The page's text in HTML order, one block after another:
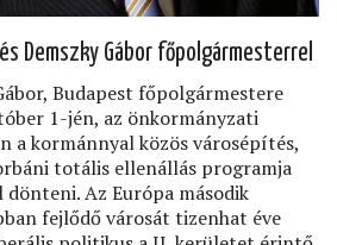
Demszky Gábor főpolgármesterrel
Budapest főpolgármestere
1-jén, az önkormányzati
a kormánnyal közös városépítés,
totális ellenállás programja
Az Európa második
fejlődő városát tizenhat éve